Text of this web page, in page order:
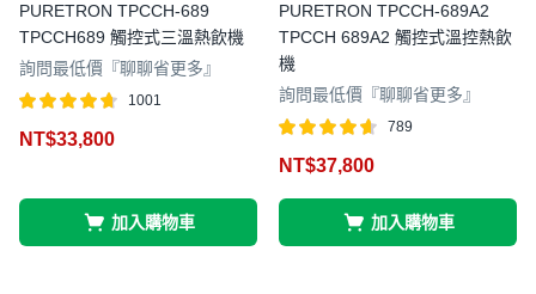
PURETRON TPCCH-689
TPCCH689 觸控式三溫熱飲機
詢問最低價『聊聊省更多』
4.64
1001
NT$33,800
加入購物車
PURETRON TPCCH-689A2
TPCCH 689A2 觸控式溫控熱飲
機
詢問最低價『聊聊省更多』
4.59
789
NT$37,800
加入購物車